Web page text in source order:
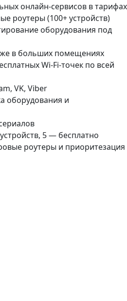
онлайн-сервисов в тарифах
роутеры (100+ устройств)
оборудования под
в больших помещениях
Wi-Fi-точек по всей
VK, Viber
оборудования и
5 — бесплатно
роутеры и приоритезация